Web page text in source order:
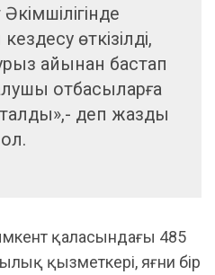
өткізілді,
айынан бастап
отбасыларға
деп жазды
ол.
қаласындағы 485
қызметкері, яғни бір